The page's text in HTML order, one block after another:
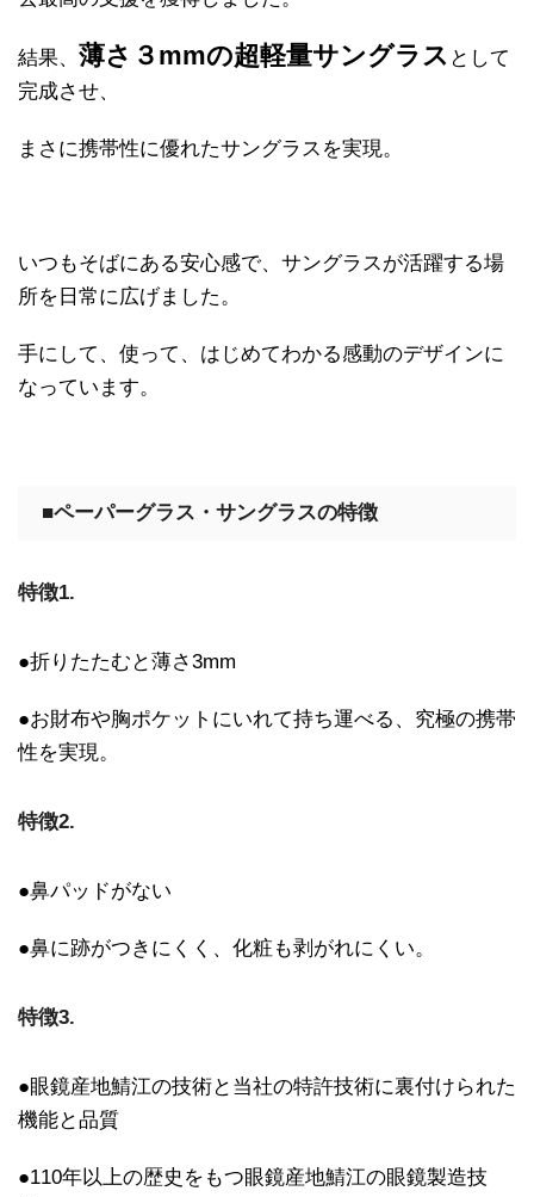
結果、 薄さ３mmの超軽量サングラス として
完成させ、
まさに携帯性に優れたサングラスを実現。
いつもそばにある安心感で、サングラスが活躍する場
所を日常に広げました。
手にして、使って、はじめてわかる感動のデザインに
なっています。
■ペーパーグラス・サングラスの特徴
特徴1.
●折りたたむと薄さ3mm
●お財布や胸ポケットにいれて持ち運べる、究極の携帯
性を実現。
特徴2.
●鼻パッドがない
●鼻に跡がつきにくく、化粧も剥がれにくい。
特徴3.
●眼鏡産地鯖江の技術と当社の特許技術に裏付けられた
機能と品質
●110年以上の歴史をもつ眼鏡産地鯖江の眼鏡製造技